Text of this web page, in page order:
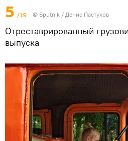
5 /19 © Sputnik / Денис Пастухов
Отреставрированный
выпуска